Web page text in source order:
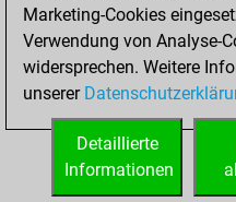
Türme auf der
STARTSEITE
Marketing-Cookies
Verwendung von Analyse-
widersprechen. Weitere
unserer
Detaillierte
Informationen